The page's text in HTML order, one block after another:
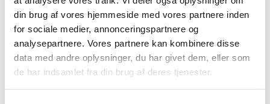
din brug af vores hjemmeside med vores partnere inden
for sociale medier, annonceringspartnere og
analysepartnere. Vores partnere kan kombinere disse
data med andre oplysninger, du har givet dem, eller som
de har indsamlet fra din brug af deres tjenester.
Den primitive, romanske døbefont er samtidig med
kirken og halvt indstøbt i korbuens
nordside. Dåbsfadet er af messing, og motivet er
spejderne i Kanaan, der bærer en klase vindruer. Det
er fremstillet omkring 1550 i Sydtyskland, men
kom først til Vinding i 1748. Til dåben hører